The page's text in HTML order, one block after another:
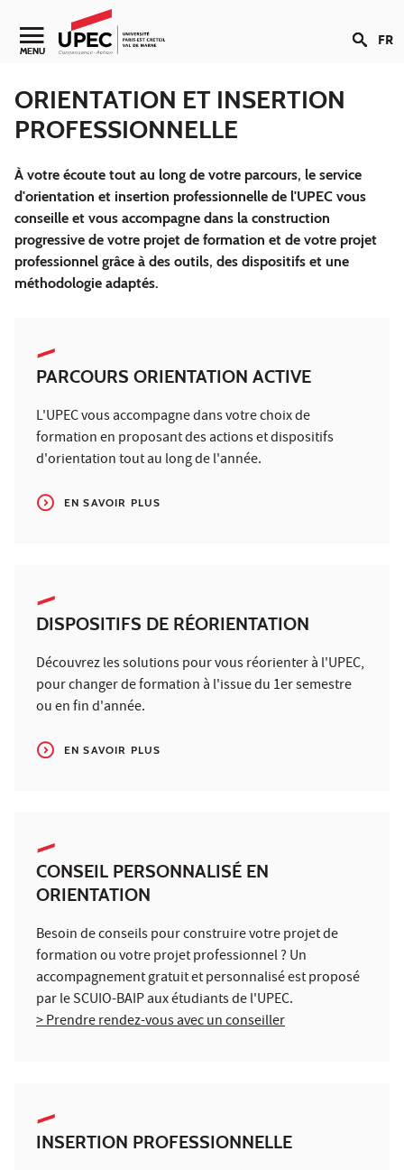
Aller au contenu
Navigation secondaire
MENU FR
ORIENTATION ET INSERTION
PROFESSIONNELLE
À votre écoute tout au long de votre parcours, le service
d'orientation et insertion professionnelle de l'UPEC vous
conseille et vous accompagne dans la construction
progressive de votre projet de formation et de votre projet
professionnel grâce à des outils, des dispositifs et une
méthodologie adaptés.
PARCOURS ORIENTATION ACTIVE
L'UPEC vous accompagne dans votre choix de
formation en proposant des actions et dispositifs
d'orientation tout au long de l'année.
EN SAVOIR PLUS
DISPOSITIFS DE RÉORIENTATION
Découvrez les solutions pour vous réorienter à l'UPEC,
pour changer de formation à l'issue du 1er semestre
ou en fin d'année.
EN SAVOIR PLUS
CONSEIL PERSONNALISÉ EN
ORIENTATION
Besoin de conseils pour construire votre projet de
formation ou votre projet professionnel ? Un
accompagnement gratuit et personnalisé est proposé
par le SCUIO-BAIP aux étudiants de l'UPEC.
> Prendre rendez-vous avec un conseiller
INSERTION PROFESSIONNELLE